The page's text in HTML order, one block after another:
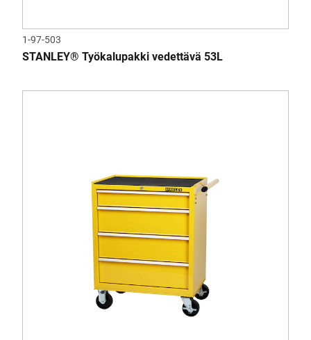
1-97-503
STANLEY® Työkalupakki vedettävä 53L